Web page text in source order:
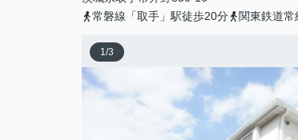
常磐線「取手」駅徒歩20分
関東鉄道
1/3